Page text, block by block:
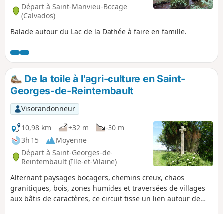
Départ à Saint-Manvieu-Bocage
(Calvados)
Balade autour du Lac de la Dathée à faire en famille.
De la toile à l'agri-culture en Saint-
Georges-de-Reintembault
Visorandonneur
10,98 km
+32 m
-30 m
3h 15
Moyenne
Départ à Saint-Georges-de-
Reintembault (Ille-et-Vilaine)
Alternant paysages bocagers, chemins creux, chaos
granitiques, bois, zones humides et traversées de villages
aux bâtis de caractères, ce circuit tisse un lien autour de